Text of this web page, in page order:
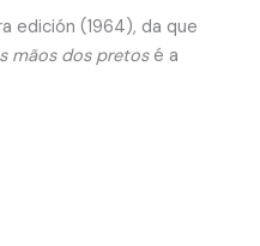
edición (1964), da que
mãos dos pretosé a